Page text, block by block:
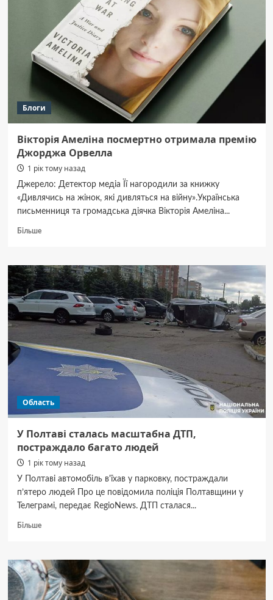
контейнером
или
мешком?
Блоги
Вікторія Амеліна посмертно отримала премію
Джорджа Орвелла
1 рік тому назад
Джерело: Детектор медіа Її нагородили за книжку
«Дивлячись на жінок, які дивляться на війну».Українська
письменниця та громадська діячка Вікторія Амеліна...
БільшеДокладніше
Амеліна
посмертно
отримала
премію
Джорджа
Орвелла
Область
У Полтаві сталась масштабна ДТП,
постраждало багато людей
1 рік тому назад
У Полтаві автомобіль в'їхав у парковку, постраждали
п’ятеро людей Про це повідомила поліція Полтавщини у
Телеграмі, передає RegioNews. ДТП сталася...
БільшеДокладніше
Полтаві
сталась
масштабна
ДТП,